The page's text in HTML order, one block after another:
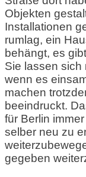
Objekten
Installationen
rumlag, ein
behängt, es
Sie lassen sich
wenn es
machen
beeindruckt.
für Berlin
selber neu zu
gegeben